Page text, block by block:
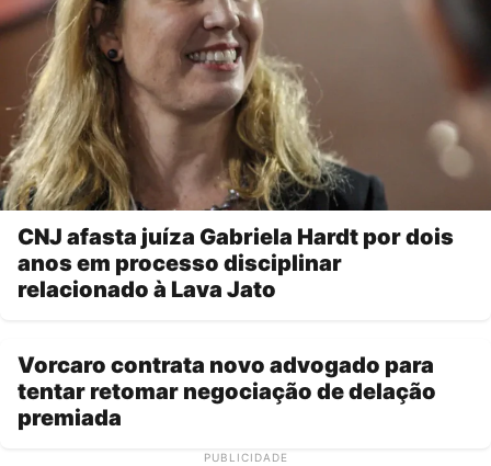
CNJ afasta juíza Gabriela Hardt por dois
anos em processo disciplinar
relacionado à Lava Jato
Vorcaro contrata novo advogado para
tentar retomar negociação de delação
premiada
PUBLICIDADE